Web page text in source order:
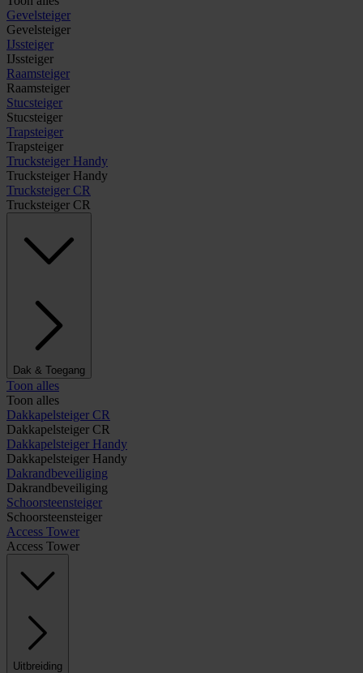
Gevelsteiger
Gevelsteiger
IJssteiger
IJssteiger
Raamsteiger
Raamsteiger
Stucsteiger
Stucsteiger
Trapsteiger
Trapsteiger
Trucksteiger Handy
Trucksteiger Handy
Trucksteiger CR
Trucksteiger CR
Dak & Toegang
Toon alles
Toon alles
Dakkapelsteiger CR
Dakkapelsteiger CR
Dakkapelsteiger Handy
Dakkapelsteiger Handy
Dakrandbeveiliging
Dakrandbeveiliging
Schoorsteensteiger
Schoorsteensteiger
Access Tower
Access Tower
Uitbreiding